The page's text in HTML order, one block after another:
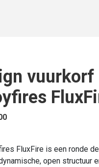
vuurkorf
FluxFire is een ronde
open structuur